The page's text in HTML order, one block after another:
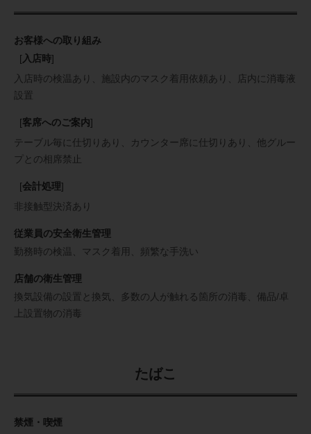
お客様への取り組み
[入店時]
入店時の検温あり
施設内のマスク着用依頼あり
店内に消毒液
設置
[客席へのご案内]
テーブル毎に仕切りあり
カウンター席に仕切りあり
他グルー
プとの相席禁止
[会計処理]
非接触型決済あり
従業員の安全衛生管理
勤務時の検温
マスク着用 頻繁な手洗い
店舗の衛生管理
換気設備の設置と換気
多数の人が触れる箇所の消毒
備品/卓
上設置物の消毒
たばこ
禁煙・喫煙